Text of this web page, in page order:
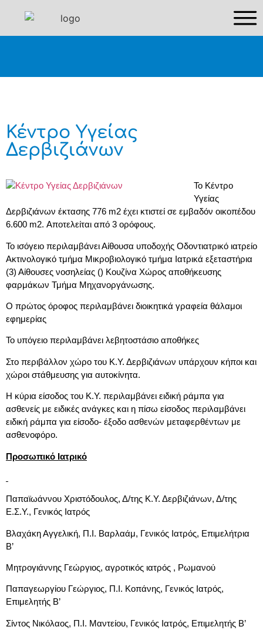
Κέντρο Υγείας
Δερβιζιάνων
Το Κέντρο
Υγείας
Δερβιζιάνων έκτασης 776 m2 έχει κτιστεί σε εμβαδόν οικοπέδου
6.600 m2. Αποτελείται από 3 ορόφους.
Το ισόγειο περιλαμβάνει Αίθουσα υποδοχής Οδοντιατρικό ιατρείο
Ακτινολογικό τμήμα Μικροβιολογικό τμήμα Ιατρικά εξεταστήρια
(3) Αίθουσες νοσηλείας () Κουζίνα Χώρος αποθήκευσης
φαρμάκων Τμήμα Μηχανοργάνωσης.
Ο πρώτος όροφος περιλαμβάνει διοικητικά γραφεία θάλαμοι
εφημερίας
Το υπόγειο περιλαμβάνει λεβητοστάσιο αποθήκες
Στο περιβάλλον χώρο του Κ.Υ. Δερβιζιάνων υπάρχουν κήποι και
χώροι στάθμευσης για αυτοκίνητα.
Η κύρια είσοδος του Κ.Υ. περιλαμβάνει ειδική ράμπα για
ασθενείς με ειδικές ανάγκες και η πίσω είσοδος περιλαμβάνει
ειδική ράμπα για είσοδο- έξοδο ασθενών μεταφερθέντων με
ασθενοφόρο.
Προσωπικό Ιατρικό
Παπαϊωάννου Χριστόδουλος, Δ/της Κ.Υ. Δερβιζιάνων, Δ/της
Ε.Σ.Υ., Γενικός Ιατρός
Βλαχάκη Αγγελική, Π.Ι. Βαρλαάμ, Γενικός Ιατρός, Επιμελήτρια
Β’
Μητρογιάννης Γεώργιος, αγροτικός ιατρός , Ρωμανού
Παπαγεωργίου Γεώργιος, Π.Ι. Κοπάνης, Γενικός Ιατρός,
Επιμελητής Β’
Σίντος Νικόλαος, Π.Ι. Μαντείου, Γενικός Ιατρός, Επιμελητής Β’